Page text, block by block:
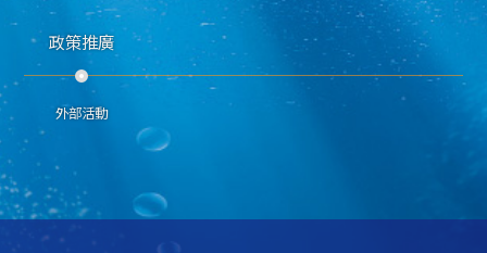
政策推廣
外部活動